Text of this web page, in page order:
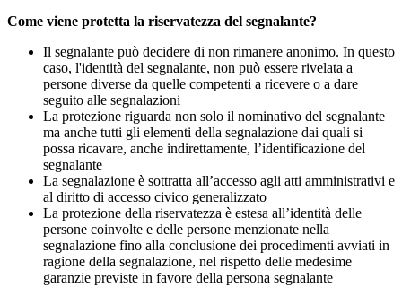
Come viene protetta la riservatezza del segnalante?
Il segnalante può decidere di non rimanere anonimo. In questo
caso, l'identità del segnalante, non può essere rivelata a
persone diverse da quelle competenti a ricevere o a dare
seguito alle segnalazioni
La protezione riguarda non solo il nominativo del segnalante
ma anche tutti gli elementi della segnalazione dai quali si
possa ricavare, anche indirettamente, l’identificazione del
segnalante
La segnalazione è sottratta all’accesso agli atti amministrativi e
al diritto di accesso civico generalizzato
La protezione della riservatezza è estesa all’identità delle
persone coinvolte e delle persone menzionate nella
segnalazione fino alla conclusione dei procedimenti avviati in
ragione della segnalazione, nel rispetto delle medesime
garanzie previste in favore della persona segnalante